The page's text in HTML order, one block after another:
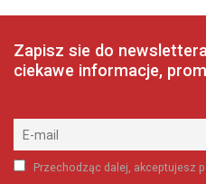
Zapisz sie do
ciekawe informacje,
Przechodząc dalej, akceptujesz